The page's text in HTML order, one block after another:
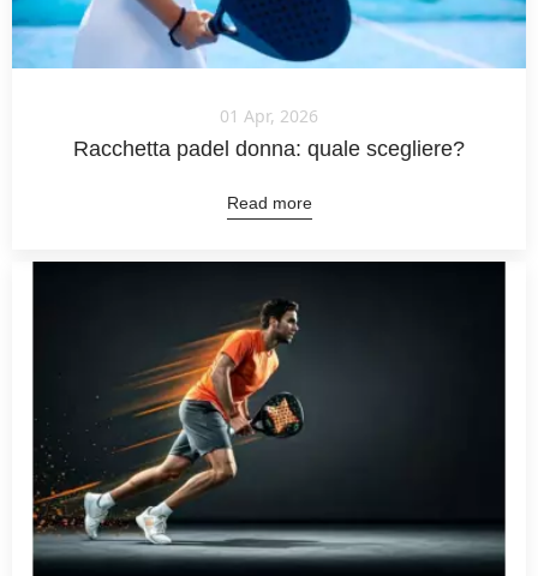
01 Apr, 2026
Racchetta padel donna: quale scegliere?
Read more